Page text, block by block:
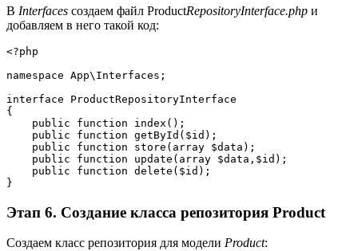
В Interfaces создаем файл ProductRepositoryInterface.php и
добавляем в него такой код:
<?php
namespace App\Interfaces;
interface ProductRepositoryInterface
{
    public function index();
    public function getById($id);
    public function store(array $data);
    public function update(array $data,$id);
    public function delete($id);
}
Этап 6. Создание класса репозитория Product
Создаем класс репозитория для модели Product: